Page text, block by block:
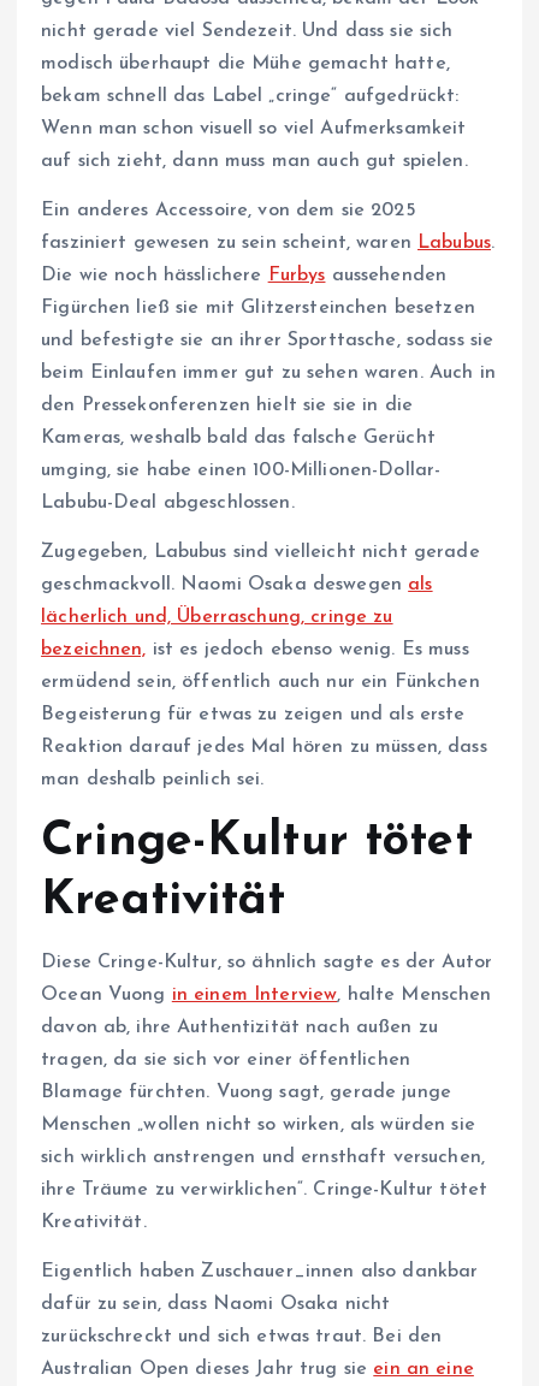
nicht gerade viel Sendezeit. Und dass sie sich
modisch überhaupt die Mühe gemacht hatte,
bekam schnell das Label „cringe“ aufgedrückt:
Wenn man schon visuell so viel Aufmerksamkeit
auf sich zieht, dann muss man auch gut spielen.
Ein anderes Accessoire, von dem sie 2025
fasziniert gewesen zu sein scheint, waren Labubus.
Die wie noch hässlichere Furbys aussehenden
Figürchen ließ sie mit Glitzersteinchen besetzen
und befestigte sie an ihrer Sporttasche, sodass sie
beim Einlaufen immer gut zu sehen waren. Auch in
den Pressekonferenzen hielt sie sie in die
Kameras, weshalb bald das falsche Gerücht
umging, sie habe einen 100-Millionen-Dollar-
Labubu-Deal abgeschlossen.
Zugegeben, Labubus sind vielleicht nicht gerade
geschmackvoll. Naomi Osaka deswegen als
lächerlich und, Überraschung, cringe zu
bezeichnen, ist es jedoch ebenso wenig. Es muss
ermüdend sein, öffentlich auch nur ein Fünkchen
Begeisterung für etwas zu zeigen und als erste
Reaktion darauf jedes Mal hören zu müssen, dass
man deshalb peinlich sei.
Cringe-Kultur tötet
Kreativität
Diese Cringe-Kultur, so ähnlich sagte es der Autor
Ocean Vuong in einem Interview, halte Menschen
davon ab, ihre Authentizität nach außen zu
tragen, da sie sich vor einer öffentlichen
Blamage fürchten. Vuong sagt, gerade junge
Menschen „wollen nicht so wirken, als würden sie
sich wirklich anstrengen und ernsthaft versuchen,
ihre Träume zu verwirklichen“. Cringe-Kultur tötet
Kreativität.
Eigentlich haben Zuschauer_innen also dankbar
dafür zu sein, dass Naomi Osaka nicht
zurückschreckt und sich etwas traut. Bei den
Australian Open dieses Jahr trug sie ein an eine